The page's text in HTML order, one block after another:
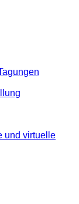
und virtuelle